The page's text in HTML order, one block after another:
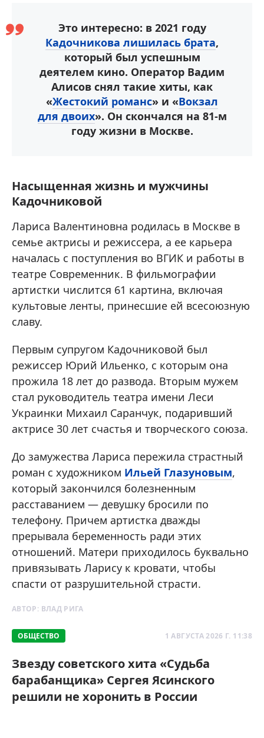
Это интересно: в 2021 году
Кадочникова лишилась брата,
который был успешным
деятелем кино. Оператор Вадим
Алисов снял такие хиты, как
«Жестокий романс» и «Вокзал
для двоих». Он скончался на 81-м
году жизни в Москве.
Насыщенная жизнь и мужчины
Кадочниковой
Лариса Валентиновна родилась в Москве в
семье актрисы и режиссера, а ее карьера
началась с поступления во ВГИК и работы в
театре Современник. В фильмографии
артистки числится 61 картина, включая
культовые ленты, принесшие ей всесоюзную
славу.
Первым супругом Кадочниковой был
режиссер Юрий Ильенко, с которым она
прожила 18 лет до развода. Вторым мужем
стал руководитель театра имени Леси
Украинки Михаил Саранчук, подаривший
актрисе 30 лет счастья и творческого союза.
До замужества Лариса пережила страстный
роман с художником Ильей Глазуновым,
который закончился болезненным
расставанием — девушку бросили по
телефону. Причем артистка дважды
прерывала беременность ради этих
отношений. Матери приходилось буквально
привязывать Ларису к кровати, чтобы
спасти от разрушительной страсти.
АВТОР: ВЛАД РИГА
ОБЩЕСТВО 1 АВГУСТА 2026 Г. 11:38
Звезду советского хита «Судьба
барабанщика» Сергея Ясинского
решили не хоронить в России